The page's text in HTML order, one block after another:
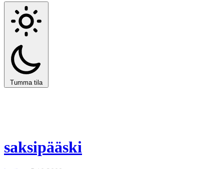
Tumma tila
saksipääski